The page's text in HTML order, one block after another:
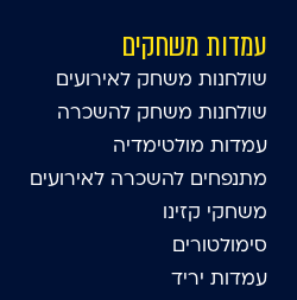
עמדות משחקים
שולחנות משחק לאירועים
שולחנות משחק להשכרה
עמדות מולטימדיה
מתנפחים להשכרה לאירועים
משחקי קזינו
סימולטורים
עמדות יריד